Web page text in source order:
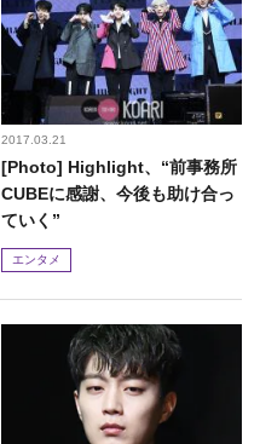
2017.03.21
[Photo] Highlight、“前事務所
CUBEに感謝、今後も助け合っ
ていく”
エンタメ